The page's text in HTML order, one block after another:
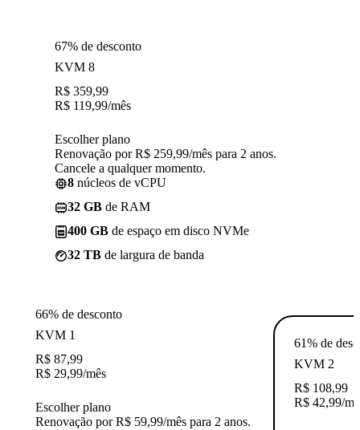
67% de desconto
KVM 8
R$ 359,99
R$ 119,99/mês
Escolher plano
Renovação por R$ 259,99/mês para 2 anos.
Cancele a qualquer momento.
8 núcleos de vCPU
32 GB de RAM
400 GB de espaço em disco NVMe
32 TB de largura de banda
66% de desconto
KVM 1
R$ 87,99
R$ 29,99/mês
Escolher plano
Renovação por R$ 59,99/mês para 2 anos.
61% de
KVM 2
R$ 108,99
R$ 42,99/